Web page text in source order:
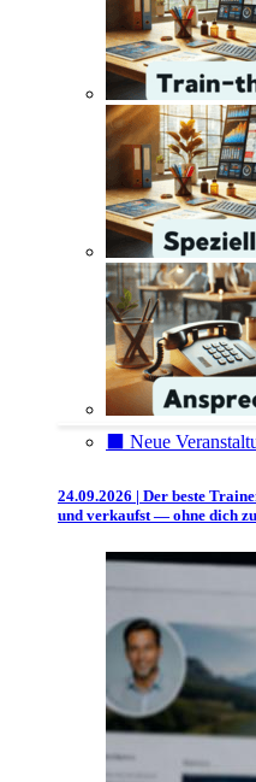
⬛️ Neue
24.09.2026 | Der beste
und verkaufst — ohne dich